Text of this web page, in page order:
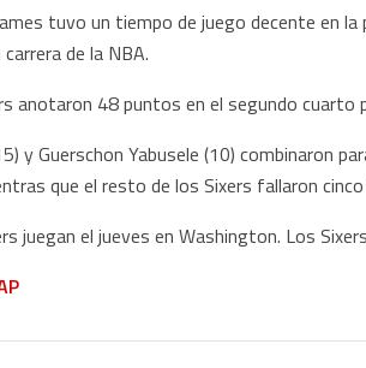
tuvo un tiempo de juego decente en
de la NBA.
anotaron 48 puntos en el segundo cuarto
y Guerschon Yabusele (10) combinaron
que el resto de los Sixers fallaron
juegan el jueves en Washington. Los